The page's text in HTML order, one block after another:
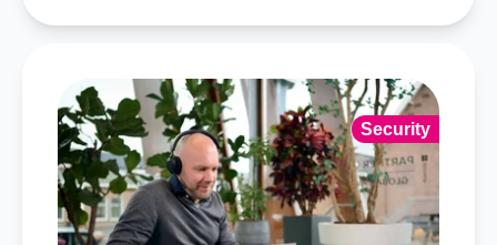
Security